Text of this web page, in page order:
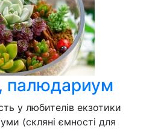
палюдариум
у любителів екзотики
(скляні ємності для